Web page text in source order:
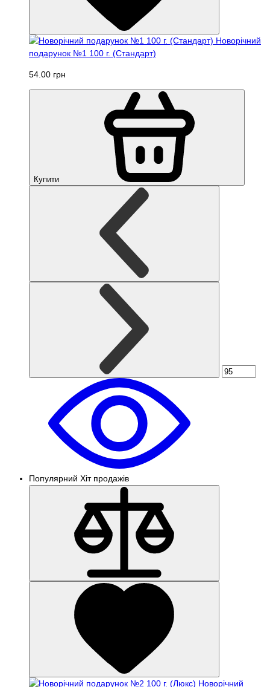
Новорічний
подарунок №1 100 г. (Стандарт)
54.00 грн
Купити
Популярний Хіт продажів
Новорічний